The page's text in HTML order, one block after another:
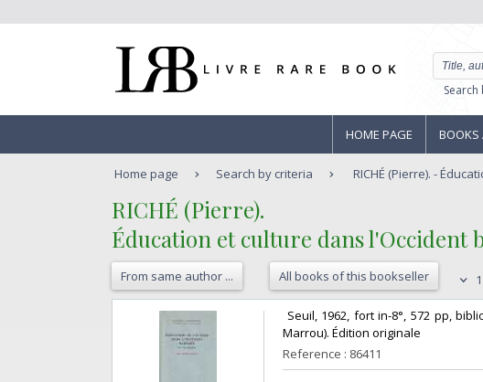
HOME PAGE BOOKS
Home page Search by criteria RICHÉ (Pierre). -
‎RICHÉ (Pierre).‎
‎Éducation et culture dans l'Occident
From same author ... All books of this bookseller
Seuil, 1962, fort in-8°, 572 pp,
Marrou). Édition originale‎
Reference : 86411